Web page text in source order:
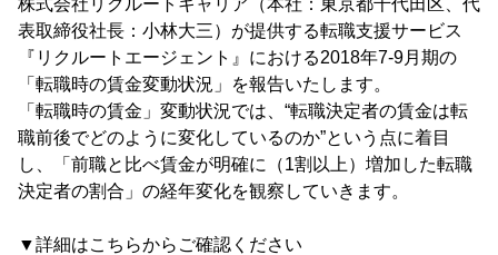
株式会社リクルートキャリア（本社：東京都千代田区、代
表取締役社長：小林大三）が提供する転職支援サービス
『リクルートエージェント』における2018年7-9月期の
「転職時の賃金変動状況」を報告いたします。
「転職時の賃金」変動状況では、“転職決定者の賃金は転
職前後でどのように変化しているのか”という点に着目
し、「前職と比べ賃金が明確に（1割以上）増加した転職
決定者の割合」の経年変化を観察していきます。
▼詳細はこちらからご確認ください